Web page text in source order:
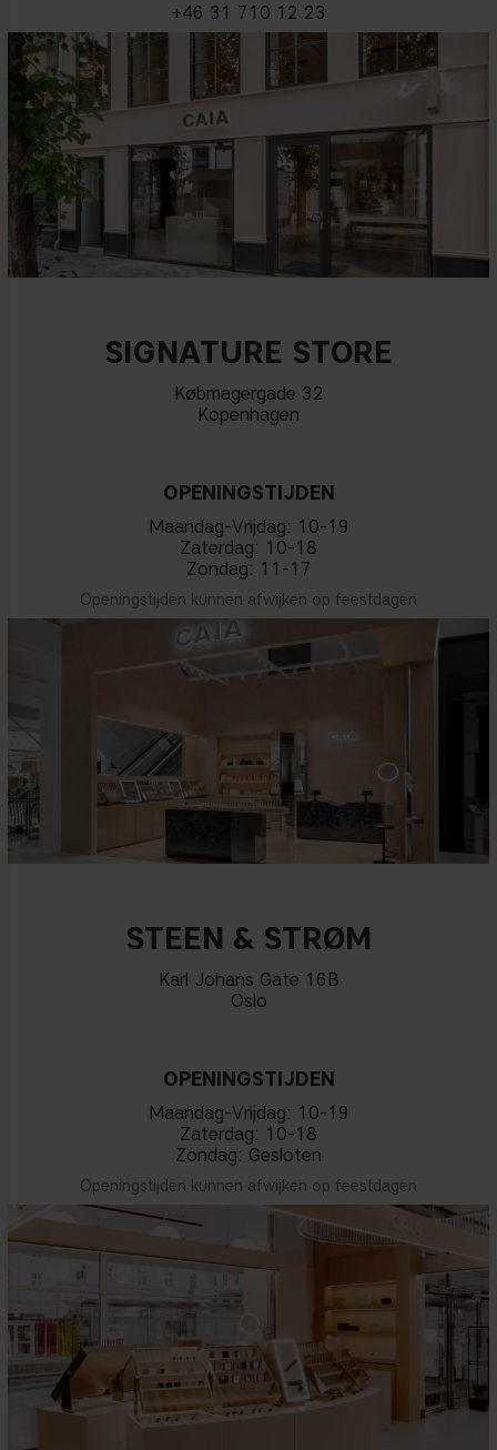
+46 31 710 12 23
SIGNATURE STORE
Købmagergade 32
Kopenhagen
OPENINGSTIJDEN
Maandag-Vrijdag: 10-19
Zaterdag: 10-18
Zondag: 11-17
Openingstijden kunnen afwijken op feestdagen
STEEN & STRØM
Karl Johans Gate 16B
Oslo
OPENINGSTIJDEN
Maandag-Vrijdag: 10-19
Zaterdag: 10-18
Zondag: Gesloten
Openingstijden kunnen afwijken op feestdagen